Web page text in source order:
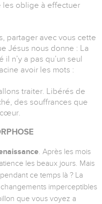
les oblige à effectuer
partager avec vous cette
Jésus nous donne : La
n’y a pas qu’un seul
avoir les mots :
traiter. Libérés de
des souffrances que
. Après les mois
les beaux jours. Mais
ce temps là ? La
imperceptibles
que vous voyez a